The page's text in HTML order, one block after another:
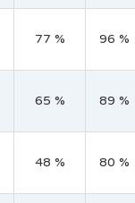
77 % 96 %
65 % 89 %
48 % 80 %